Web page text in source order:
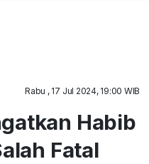
Rabu , 17 Jul 2024, 19:00 WIB
Habib
Fatal